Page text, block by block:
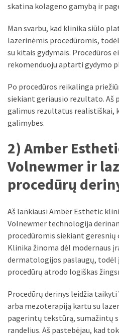
(96)
Prekės
(76)
Paslaugos
(70)
Namai
Įdomybės
(28)
Verslas
LAISVALAIKIS
(19)
Auto
(13)
Uncategorized
(12)
Ekologija
skatina kolageno gamybą ir
Man svarbu, kad klinika siūlo
lazerinėmis procedūromis,
su kitais gydymais. Procedūros
rekomenduoju aptarti gydymo
Po procedūros reikalinga
siekiant geriausio rezultato.
galimus rezultatus realistiškai,
galimybes.
2) Amber
Volnewmer ir
procedūrų
Aš lankiausi Amber Esthetic
Volnewmer technologija
procedūromis siekiant
Klinika žinoma dėl modernaus
dermatologijos paslaugų, todėl
procedūrų atrodo logiškas
Procedūrų derinys leidžia
arba mezoterapiją kartu su
pagerintų tekstūrą, sumažintų
randelius. Aš pastebėjau, kad